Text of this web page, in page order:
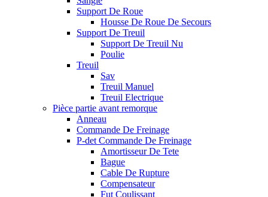
Support De Roue
Housse De Roue De Secours
Support De Treuil
Support De Treuil Nu
Poulie
Treuil
Sav
Treuil Manuel
Treuil Electrique
Pièce partie avant remorque
Anneau
Commande De Freinage
P-det Commande De Freinage
Amortisseur De Tete
Bague
Cable De Rupture
Compensateur
Fut Coulissant